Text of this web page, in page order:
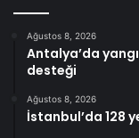
Ağustos 8, 2026
Antalya’da
desteği
Ağustos 8, 2026
İstanbul’da 128